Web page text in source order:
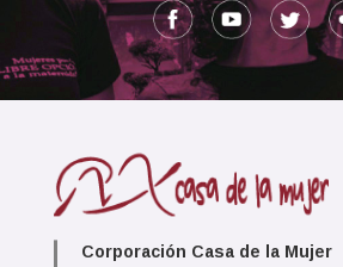
Corporación Casa de la Mujer